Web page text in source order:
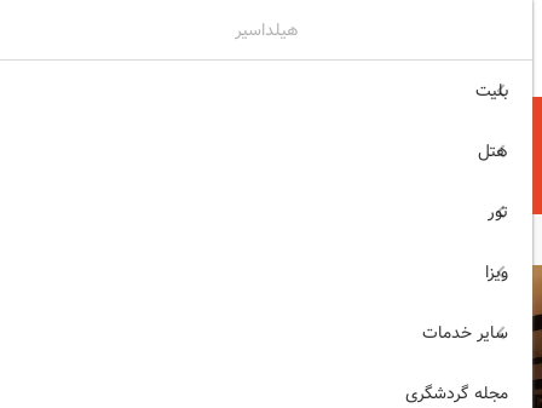
۰۲۱۷۷۶۵۵۹۶۰
هیلداسیر
بلیت
هتل
تور
ویزا
سایر خدمات
مجله گردشگری